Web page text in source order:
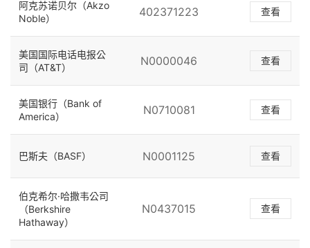
阿克苏诺贝尔（Akzo
Noble）
402371223 查看
美国国际电话电报公
司（AT&T）
N0000046 查看
美国银行（Bank of
America）
N0710081 查看
巴斯夫（BASF） N0001125 查看
伯克希尔·哈撒韦公司
（Berkshire
Hathaway）
N0437015 查看